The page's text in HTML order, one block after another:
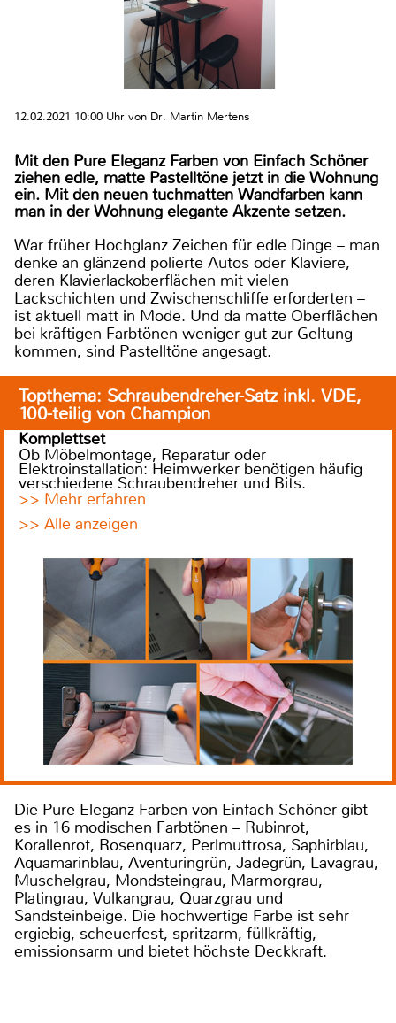
12.02.2021 10:00 Uhr von Dr. Martin Mertens
Mit den Pure Eleganz Farben von Einfach Schöner
ziehen edle, matte Pastelltöne jetzt in die Wohnung
ein. Mit den neuen tuchmatten Wandfarben kann
man in der Wohnung elegante Akzente setzen.
War früher Hochglanz Zeichen für edle Dinge – man
denke an glänzend polierte Autos oder Klaviere,
deren Klavierlackoberflächen mit vielen
Lackschichten und Zwischenschliffe erforderten –
ist aktuell matt in Mode. Und da matte Oberflächen
bei kräftigen Farbtönen weniger gut zur Geltung
kommen, sind Pastelltöne angesagt.
Topthema: Schraubendreher-Satz inkl. VDE,
100-teilig von Champion
Komplettset
Ob Möbelmontage, Reparatur oder
Elektroinstallation: Heimwerker benötigen häufig
verschiedene Schraubendreher und Bits.
>> Mehr erfahren
>> Alle anzeigen
Die Pure Eleganz Farben von Einfach Schöner gibt
es in 16 modischen Farbtönen – Rubinrot,
Korallenrot, Rosenquarz, Perlmuttrosa, Saphirblau,
Aquamarinblau, Aventuringrün, Jadegrün, Lavagrau,
Muschelgrau, Mondsteingrau, Marmorgrau,
Platingrau, Vulkangrau, Quarzgrau und
Sandsteinbeige. Die hochwertige Farbe ist sehr
ergiebig, scheuerfest, spritzarm, füllkräftig,
emissionsarm und bietet höchste Deckkraft.